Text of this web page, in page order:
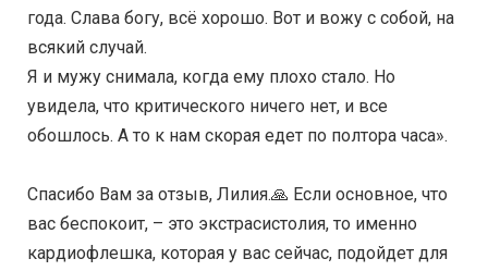
года. Слава богу, всё хорошо. Вот и вожу с собой, на
всякий случай.
Я и мужу снимала, когда ему плохо стало. Но
увидела, что критического ничего нет, и все
обошлось. А то к нам скорая едет по полтора часа».
Спасибо Вам за отзыв, Лилия.🙏 Если основное, что
вас беспокоит, – это экстрасистолия, то именно
кардиофлешка, которая у вас сейчас, подойдет для